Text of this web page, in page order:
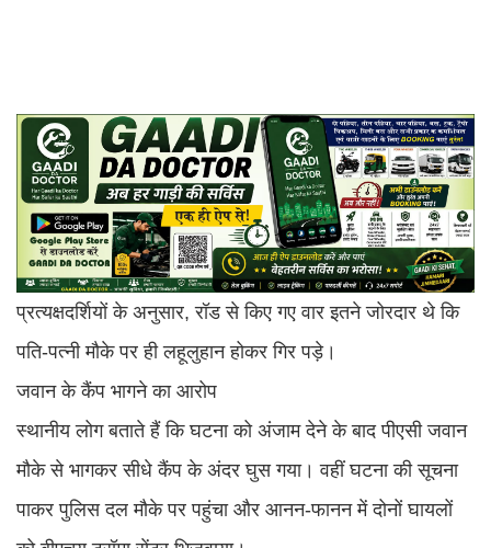
प्रत्यक्षदर्शियों के अनुसार, रॉड से किए गए वार इतने जोरदार थे कि
पति-पत्नी मौके पर ही लहूलुहान होकर गिर पड़े।
जवान के कैंप भागने का आरोप
स्थानीय लोग बताते हैं कि घटना को अंजाम देने के बाद पीएसी जवान
मौके से भागकर सीधे कैंप के अंदर घुस गया। वहीं घटना की सूचना
पाकर पुलिस दल मौके पर पहुंचा और आनन-फानन में दोनों घायलों